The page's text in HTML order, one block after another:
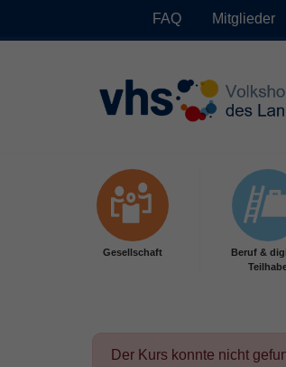
FAQ Mitglieder
Gesellschaft
Beruf &
Der Kurs konnte nicht